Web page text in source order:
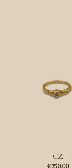
CZ
€250,00